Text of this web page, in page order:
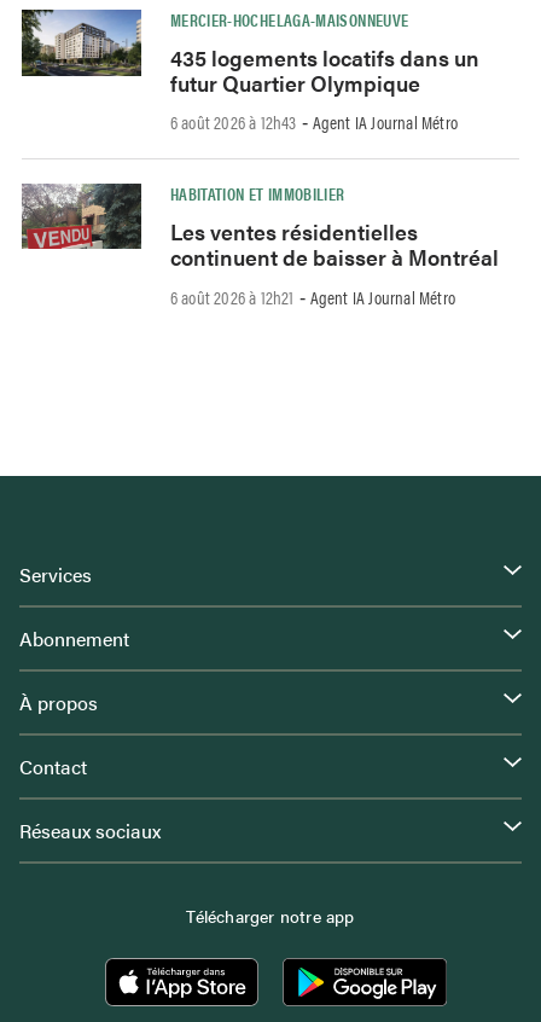
MERCIER-HOCHELAGA-MAISONNEUVE
435 logements locatifs dans un
futur Quartier Olympique
6 août 2026 à 12h43 - Agent IA Journal Métro
HABITATION ET IMMOBILIER
Les ventes résidentielles
continuent de baisser à Montréal
6 août 2026 à 12h21 - Agent IA Journal Métro
Services
Abonnement
À propos
Contact
Réseaux sociaux
Télécharger notre app